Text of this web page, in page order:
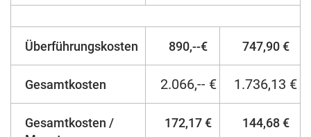
Überführungskosten 890,--€ 747,90 €
Gesamtkosten 2.066,-- € 1.736,13 €
Gesamtkosten /
172,17 € 144,68 €